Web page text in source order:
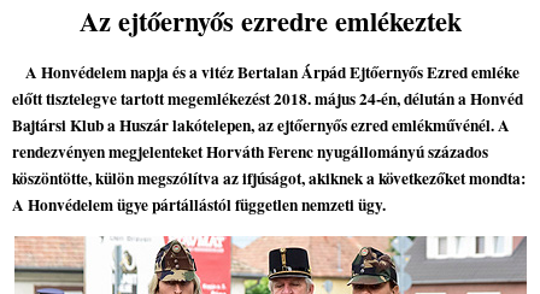
Az ejtőernyős ezredre emlékeztek
A Honvédelem napja és a vitéz Bertalan Árpád Ejtőernyős Ezred emléke
előtt tisztelegve tartott megemlékezést 2018. május 24-én, délután a Honvéd
Bajtársi Klub a Huszár lakótelepen, az ejtőernyős ezred emlékművénél. A
rendezvényen megjelenteket Horváth Ferenc nyugállományú százados
köszöntötte, külön megszólítva az ifjúságot, akiknek a következőket mondta:
A Honvédelem ügye pártállástól független nemzeti ügy.